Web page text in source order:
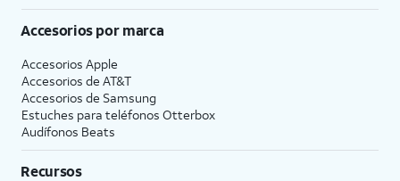
Accesorios por marca
Accesorios Apple
Accesorios de AT&T
Accesorios de Samsung
Estuches para teléfonos Otterbox
Audífonos Beats
Recursos